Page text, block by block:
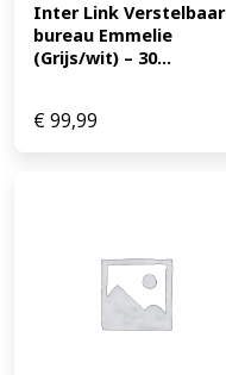
Inter Link Verstelbaar
bureau Emmelie
(Grijs/wit) – 30...
€99,99